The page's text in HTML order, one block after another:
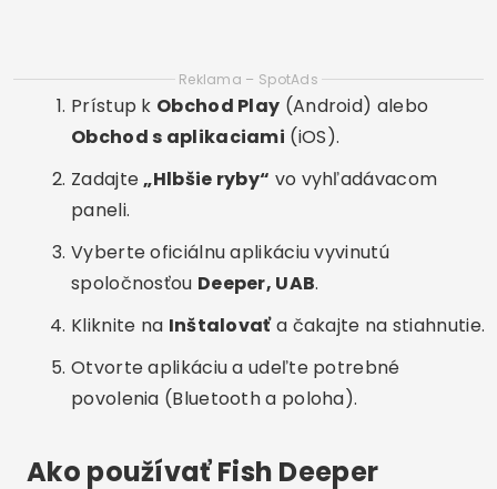
Otvorte aplikáciu a udeľte potrebné
povolenia (Bluetooth a poloha).
Ako používať Fish Deeper
Keď si aplikáciu stiahnete, je čas ju začať
používať:
Krok 1:Zapnite prenosný sonar Deeper a
umiestnite ho do vody.
Krok 2:Otvorte aplikáciu a pripojte sonar cez
Krok 3:Sledujte detekciu v reálnom čase na